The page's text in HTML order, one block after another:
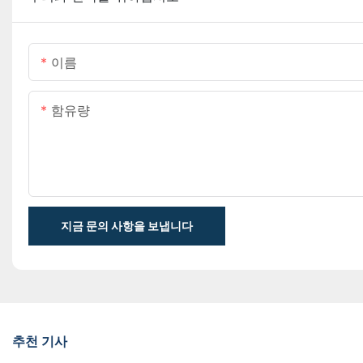
이름
함유량
지금 문의 사항을 보냅니다
추천 기사